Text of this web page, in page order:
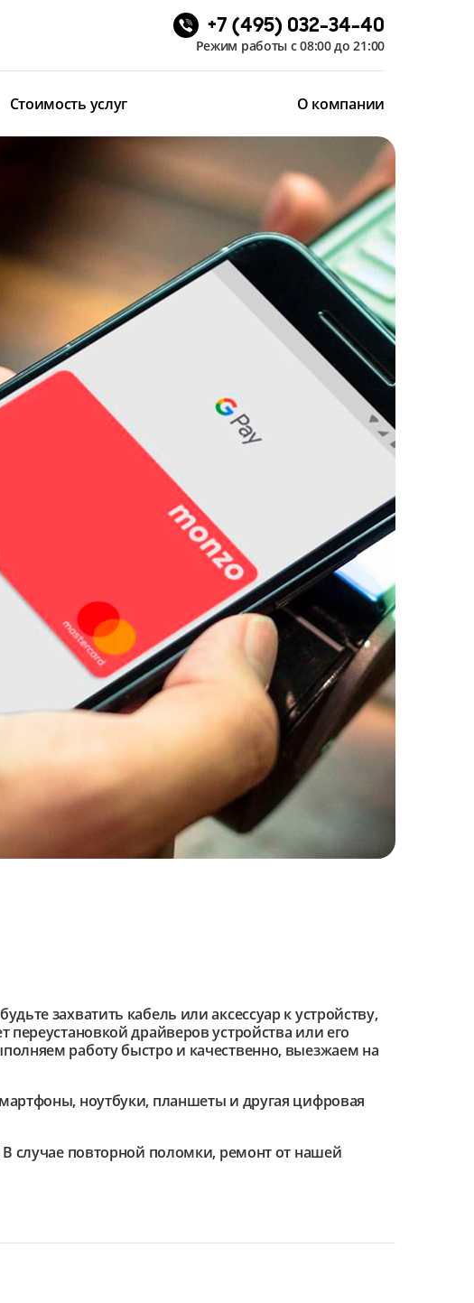
+7 (495) 032-34-40
Режим работы с 08:00 до 21:00
Стоимость услуг О компании
захватить кабель или аксессуар к устройству,
драйверов устройства или его
работу быстро и качественно, выезжаем на
ноутбуки, планшеты и другая цифровая
случае повторной поломки, ремонт от нашей